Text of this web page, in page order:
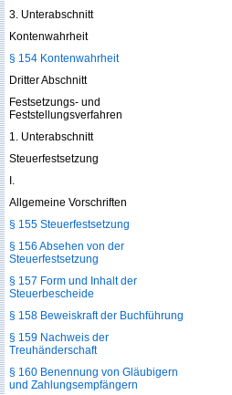
3. Unterabschnitt
Kontenwahrheit
§ 154 Kontenwahrheit
Dritter Abschnitt
Festsetzungs- und
Feststellungsverfahren
1. Unterabschnitt
Steuerfestsetzung
I.
Allgemeine Vorschriften
§ 155 Steuerfestsetzung
§ 156 Absehen von der
Steuerfestsetzung
§ 157 Form und Inhalt der
Steuerbescheide
§ 158 Beweiskraft der Buchführung
§ 159 Nachweis der
Treuhänderschaft
§ 160 Benennung von Gläubigern
und Zahlungsempfängern